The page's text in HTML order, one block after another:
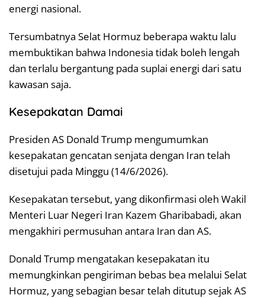
energi nasional.
Tersumbatnya Selat Hormuz beberapa waktu lalu
membuktikan bahwa Indonesia tidak boleh lengah
dan terlalu bergantung pada suplai energi dari satu
kawasan saja.
Kesepakatan Damai
Presiden AS Donald Trump mengumumkan
kesepakatan gencatan senjata dengan Iran telah
disetujui pada Minggu (14/6/2026).
Kesepakatan tersebut, yang dikonfirmasi oleh Wakil
Menteri Luar Negeri Iran Kazem Gharibabadi, akan
mengakhiri permusuhan antara Iran dan AS.
Donald Trump mengatakan kesepakatan itu
memungkinkan pengiriman bebas bea melalui Selat
Hormuz, yang sebagian besar telah ditutup sejak AS